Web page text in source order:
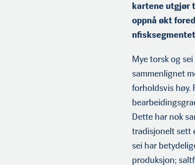
kartene utgjør
oppnå økt
Mye torsk og
sammenlignet
forholdsvis høy.
Dette har nok
tradisjonelt sett
sei har
produksjon;